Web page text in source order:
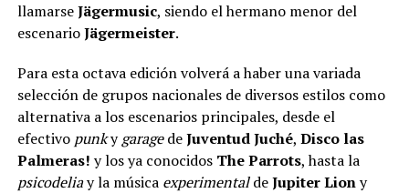
llamarseJägermusic, siendo el hermano menor del
escenarioJägermeister.
Para esta octava edición volverá a haber una variada
selección de grupos nacionales de diversos estilos como
alternativa a los escenarios principales, desde el
efectivo punkygarage deJuventud Juché, Disco las
Palmeras! y los ya conocidos The Parrots, hasta la
psicodeliay la música experimentaldeJupiter Liony